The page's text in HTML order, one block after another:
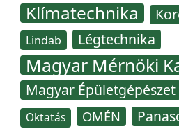
Klímatechnika
Lindab Légtechnika
Magyar Mérnöki
Magyar Épületgépészet
Oktatás OMÉN